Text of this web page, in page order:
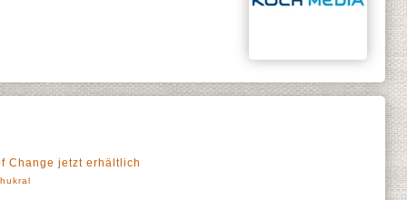
Change jetzt erhältlich